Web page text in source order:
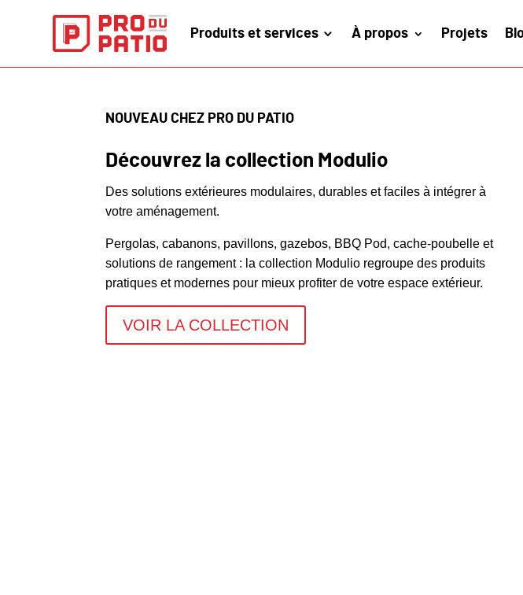
Produits et services À propos Projets
NOUVEAU CHEZ PRO DU PATIO
Découvrez la collection Modulio
Des solutions extérieures modulaires, durables et faciles à intégrer à
votre aménagement.
Pergolas, cabanons, pavillons, gazebos, BBQ Pod, cache-poubelle et
solutions de rangement : la collection Modulio regroupe des produits
pratiques et modernes pour mieux profiter de votre espace extérieur.
VOIR LA COLLECTION